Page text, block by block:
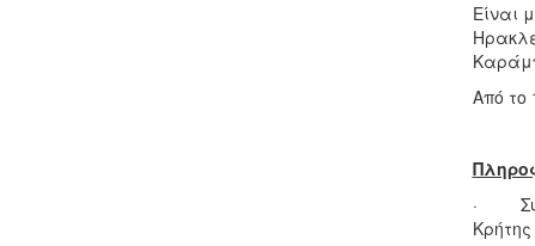
Είναι
Από το
·
Κρήτης